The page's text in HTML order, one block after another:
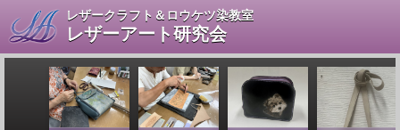
レザークラフト＆ロウケツ染教室
レザーアート研究会